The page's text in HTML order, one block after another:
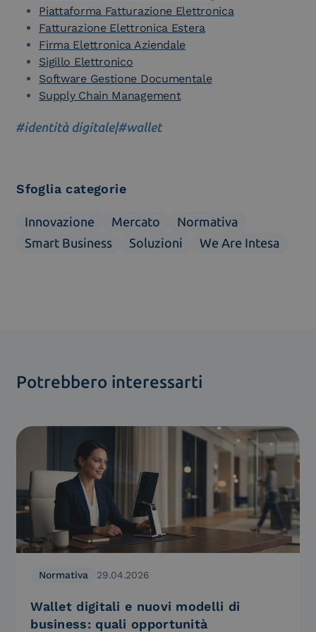
Piattaforma Fatturazione Elettronica
Fatturazione Elettronica Estera
Firma Elettronica Aziendale
Sigillo Elettronico
Software Gestione Documentale
Supply Chain Management
#identità digitale|#wallet
Sfoglia categorie
Innovazione Mercato
Normativa
Smart Business
Soluzioni We Are Intesa
Potrebbero interessarti
Normativa 29.04.2026
Wallet digitali e nuovi modelli di
business: quali opportunità